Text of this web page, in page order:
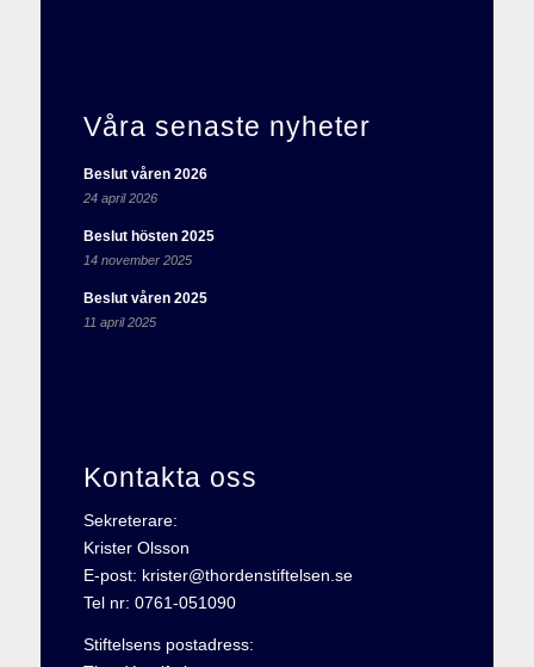
Våra senaste nyheter
Beslut våren 2026
24 april 2026
Beslut hösten 2025
14 november 2025
Beslut våren 2025
11 april 2025
Kontakta oss
Sekreterare:
Krister Olsson
E-post: krister@thordenstiftelsen.se
Tel nr: 0761-051090
Stiftelsens postadress: